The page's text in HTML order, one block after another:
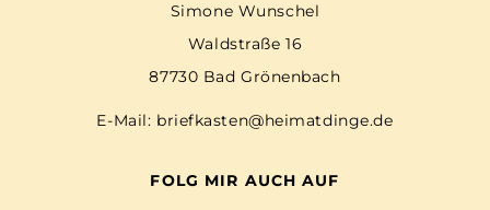
Simone Wunschel
Waldstraße 16
87730 Bad Grönenbach
E-Mail: briefkasten@heimatdinge.de
FOLG MIR AUCH AUF